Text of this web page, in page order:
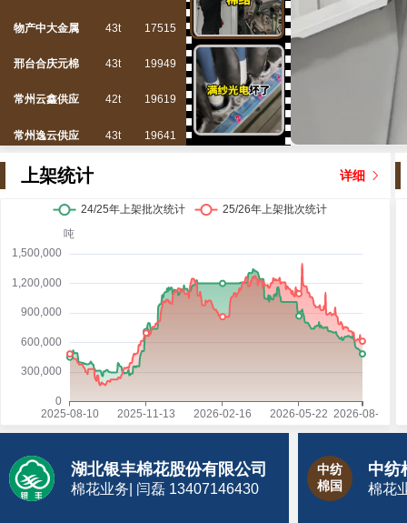
邢台合庆元棉 43t 19949
常州云鑫供应 42t 19619
常州逸云供应 43t 19641
银丰农业股份 42t 16955
上架统计 详细
湖北银丰棉花股份有限公司
棉花业务| 闫磊 13407146430
中纺
棉国
棉花